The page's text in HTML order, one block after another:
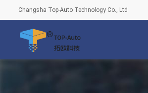
Changsha Top-Auto Technology Co., Ltd